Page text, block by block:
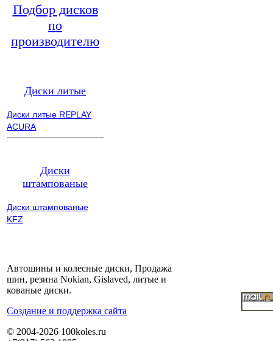
Подбор дисков
по
производителю
Диски литые
Диски литые REPLAY
ACURA
Диски
штампованые
Диски штампованые
KFZ
Автошины и колесные диски, Продажа
шин, резина Nokian, Gislaved, литые и
кованые диски.
Cоздание и поддержка сайта
© 2004-2026 100koles.ru